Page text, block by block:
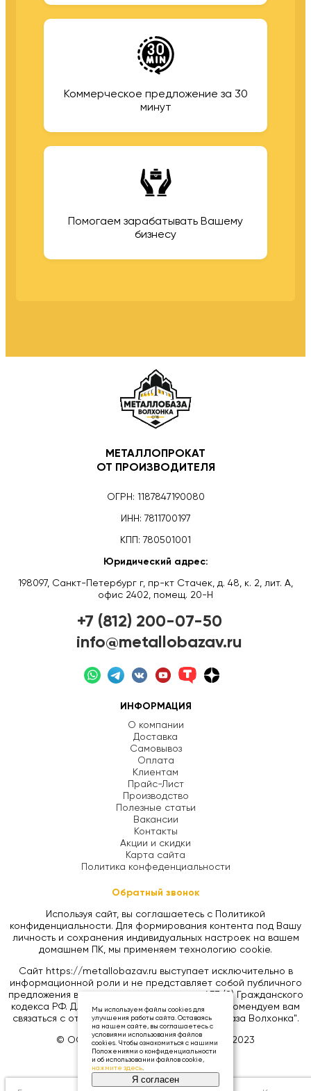
Коммерческое предложение за 30
минут
Помогаем зарабатывать Вашему
бизнесу
МЕТАЛЛОПРОКАТ
ОТ ПРОИЗВОДИТЕЛЯ
ОГРН: 1187847190080
ИНН: 7811700197
КПП: 780501001
Юридический адрес:
198097, Санкт-Петербург г, пр-кт Стачек, д. 48, к. 2, лит. А,
офис 2402, помещ. 20-Н
+7 (812) 200-07-50
info@metallobazav.ru
ИНФОРМАЦИЯ
О компании
Доставка
Самовывоз
Оплата
Клиентам
Прайс-Лист
Производство
Полезные статьи
Вакансии
Контакты
Акции и скидки
Карта сайта
Политика конфеденциальности
Обратный звонок
Используя сайт, вы соглашаетесь с Политикой
конфиденциальности. Для формирования контента под Вашу
личность и сохранения индивидуальных настроек на вашем
домашнем ПК, мы применяем технологию cookie.
Сайт https://metallobazav.ru выступает исключительно в
информационной роли и не представляет собой публичного
предложения в соответствии со статьей 437 (2) Гражданского
кодекса РФ. Для уточнения цен на товары, рекомендуем вам
связаться с отделом продаж ООО "Металлобаза Волхонка".
© ООО «МЕТАЛЛОБАЗА ВОЛХОНКА», 2023
Мы используем файлы cookies для
улучшения работы сайта. Оставаясь
на нашем сайте, вы соглашаетесь с
условиями использования файлов
cookies. Чтобы ознакомиться с нашими
Положениями о конфиденциальности
и об использовании файлов cookie,
нажмите здесь.
Я согласен